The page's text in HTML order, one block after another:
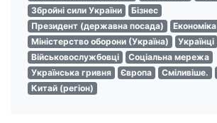
Збройні сили України
Бізнес
Президент (державна посада)
Економіка
Міністерство оборони (Україна)
Українці
Військовослужбовці
Соціальна мережа
Українська гривня
Європа Сміливіше.
Китай (регіон)